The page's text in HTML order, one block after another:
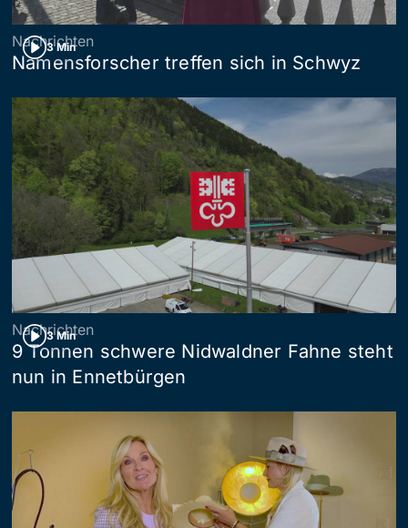
3 Min
Nachrichten
Namensforscher treffen sich in Schwyz
3 Min
Nachrichten
9 Tonnen schwere Nidwaldner Fahne steht
nun in Ennetbürgen